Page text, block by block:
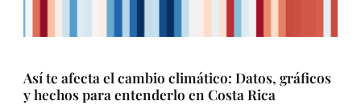
Así te afecta el cambio climático: Datos, gráficos
y hechos para entenderlo en Costa Rica